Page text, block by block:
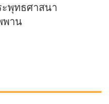
พุทธศาสนา
พาน